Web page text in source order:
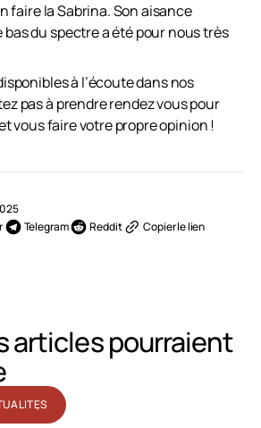
faire la Sabrina. Son aisance
du spectre a été pour nous très
à l’écoute dans nos
pas à prendre rendez vous pour
vous faire votre propre opinion !
Telegram Reddit Copier le lien
articles pourraient